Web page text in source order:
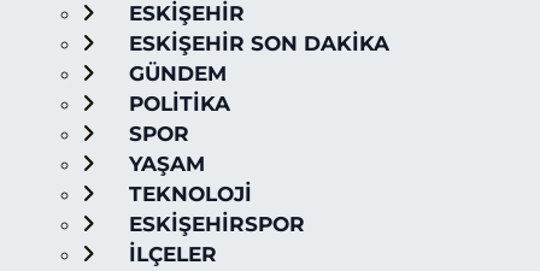
ESKİŞEHİR
ESKİŞEHİR SON DAKİKA
GÜNDEM
POLİTİKA
SPOR
YAŞAM
TEKNOLOJİ
ESKİŞEHİRSPOR
İLÇELER